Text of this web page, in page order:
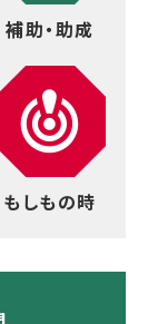
補助・助成
もしもの時